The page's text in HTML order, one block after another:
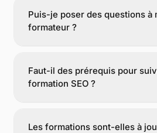
Puis-je poser des questions à
formateur ?
Faut-il des prérequis pour
formation SEO ?
Les formations sont-elles à